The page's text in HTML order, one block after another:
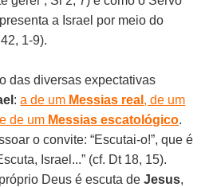
a Israel por meio do
1-9).
das diversas expectativas
:a de um Messias real , de um
e de um Messias escatológico.
o convite: “Escutai-o!”, que é
Israel...” (cf. Dt 18, 15).
Deus é escuta deJesus,